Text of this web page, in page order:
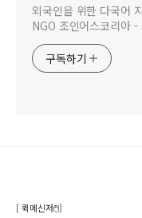
외국인을 위한 다국어
NGO 조인어스코리아
구독하기
[ 퀵메신저🖱️]